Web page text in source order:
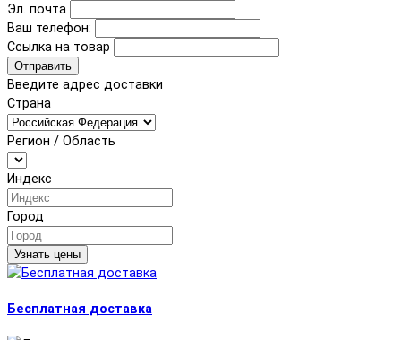
Эл. почта
Ваш телефон:
Ссылка на товар
Отправить
Введите адрес доставки
Страна
Регион / Область
Индекс
Город
Узнать цены
Бесплатная доставка